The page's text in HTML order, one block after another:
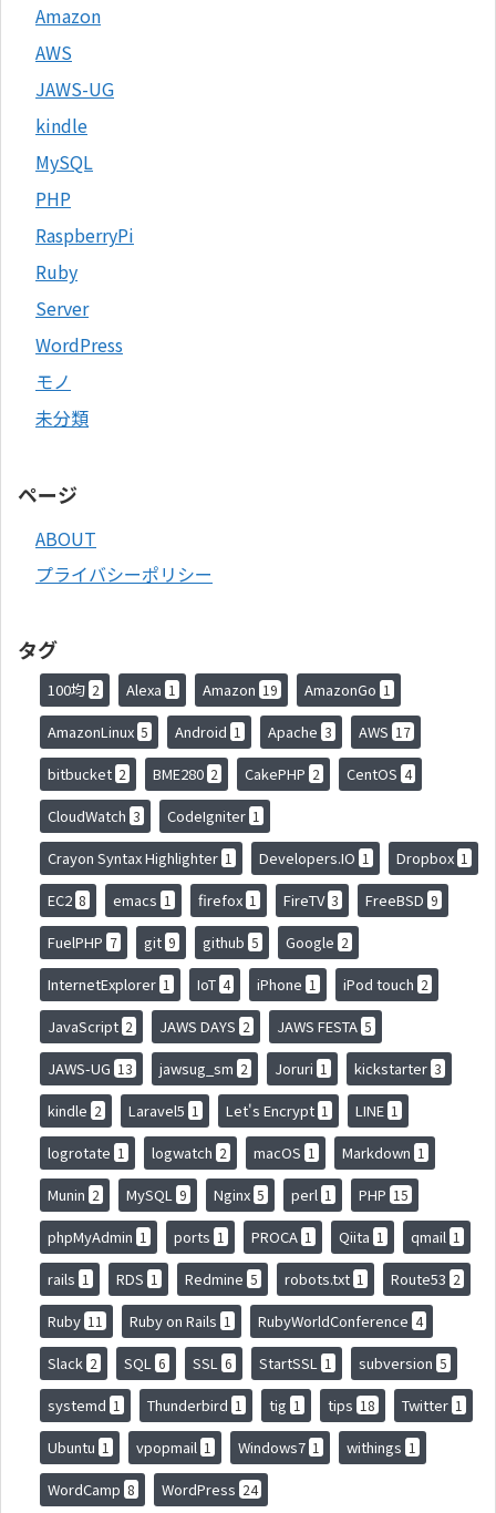
Amazon
AWS
JAWS-UG
kindle
MySQL
PHP
RaspberryPi
Ruby
Server
WordPress
モノ
未分類
ページ
ABOUT
プライバシーポリシー
タグ
100均 2 Alexa 1 Amazon 19 AmazonGo 1
AmazonLinux 5 Android 1 Apache 3 AWS 17
bitbucket 2 BME280 2 CakePHP 2 CentOS 4
CloudWatch 3 CodeIgniter 1
Crayon Syntax Highlighter 1 Developers.IO 1 Dropbox 1
EC2 8 emacs 1 firefox 1 FireTV 3 FreeBSD 9
FuelPHP 7 git 9 github 5 Google 2
InternetExplorer 1 IoT 4 iPhone 1 iPod touch 2
JavaScript 2 JAWS DAYS 2 JAWS FESTA 5
JAWS-UG 13 jawsug_sm 2 Joruri 1 kickstarter 3
kindle 2 Laravel5 1 Let's Encrypt 1 LINE 1
logrotate 1 logwatch 2 macOS 1 Markdown 1
Munin 2 MySQL 9 Nginx 5 perl 1 PHP 15
phpMyAdmin 1 ports 1 PROCA 1 Qiita 1 qmail 1
rails 1 RDS 1 Redmine 5 robots.txt 1 Route53 2
Ruby 11 Ruby on Rails 1 RubyWorldConference 4
Slack 2 SQL 6 SSL 6 StartSSL 1 subversion 5
systemd 1 Thunderbird 1 tig 1 tips 18 Twitter 1
Ubuntu 1 vpopmail 1 Windows7 1 withings 1
WordCamp 8 WordPress 24